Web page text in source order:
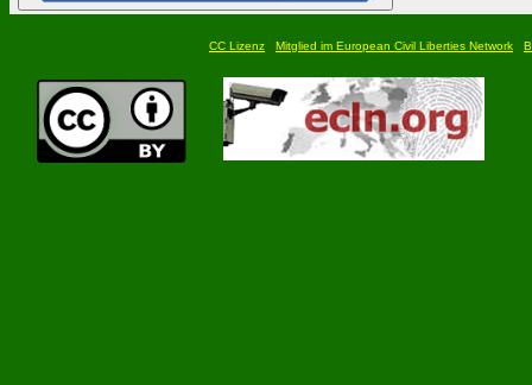
CC Lizenz Mitglied im European Civil Liberties Network